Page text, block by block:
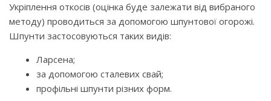
Укріплення откосів (оцінка буде залежати від вибраного
методу) проводиться за допомогою шпунтової огорожі.
Шпунти застосовуються таких видів:
Ларсена;
за допомогою сталевих свай;
профільні шпунти різних форм.